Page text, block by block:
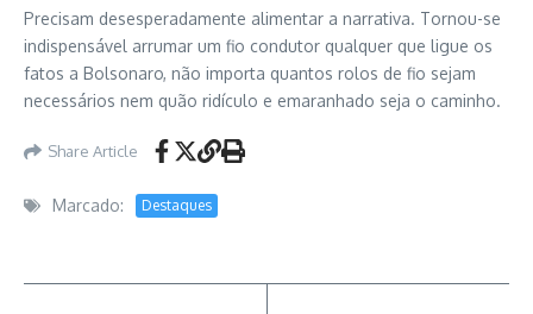
Precisam desesperadamente alimentar a narrativa. Tornou-se
indispensável arrumar um fio condutor qualquer que ligue os
fatos a Bolsonaro, não importa quantos rolos de fio sejam
necessários nem quão ridículo e emaranhado seja o caminho.
Share Article
Marcado: Destaques